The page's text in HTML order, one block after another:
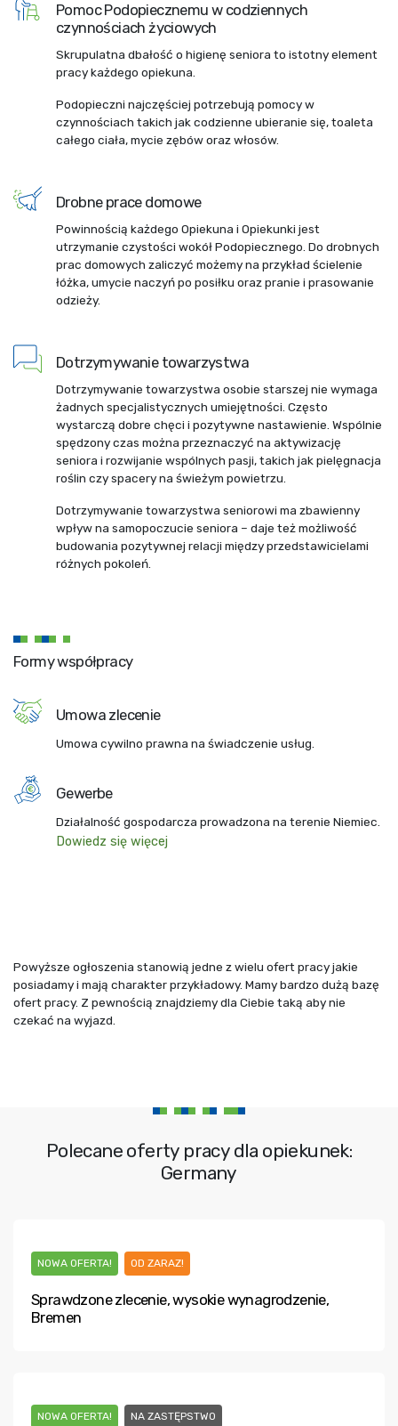
Pomoc Podopiecznemu w codziennych
czynnościach życiowych
Skrupulatna dbałość o higienę seniora to istotny element
pracy każdego opiekuna.
Podopieczni najczęściej potrzebują pomocy w
czynnościach takich jak codzienne ubieranie się, toaleta
całego ciała, mycie zębów oraz włosów.
Drobne prace domowe
Powinnością każdego Opiekuna i Opiekunki jest
utrzymanie czystości wokół Podopiecznego. Do drobnych
prac domowych zaliczyć możemy na przykład ścielenie
łóżka, umycie naczyń po posiłku oraz pranie i prasowanie
odzieży.
Dotrzymywanie towarzystwa
Dotrzymywanie towarzystwa osobie starszej nie wymaga
żadnych specjalistycznych umiejętności. Często
wystarczą dobre chęci i pozytywne nastawienie. Wspólnie
spędzony czas można przeznaczyć na aktywizację
seniora i rozwijanie wspólnych pasji, takich jak pielęgnacja
roślin czy spacery na świeżym powietrzu.
Dotrzymywanie towarzystwa seniorowi ma zbawienny
wpływ na samopoczucie seniora – daje też możliwość
budowania pozytywnej relacji między przedstawicielami
różnych pokoleń.
Formy współpracy
Umowa zlecenie
Umowa cywilno prawna na świadczenie usług.
Gewerbe
Działalność gospodarcza prowadzona na terenie Niemiec.
Dowiedz się więcej
Powyższe ogłoszenia stanowią jedne z wielu ofert pracy jakie
posiadamy i mają charakter przykładowy. Mamy bardzo dużą bazę
ofert pracy. Z pewnością znajdziemy dla Ciebie taką aby nie
czekać na wyjazd.
Polecane oferty pracy dla opiekunek:
Germany
NOWA OFERTA! OD ZARAZ!
Sprawdzone zlecenie, wysokie wynagrodzenie,
Bremen
NOWA OFERTA! NA ZASTĘPSTWO